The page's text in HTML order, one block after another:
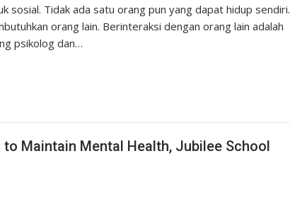
sosial. Tidak ada satu orang pun yang dapat hidup sendiri.
orang lain. Berinteraksi dengan orang lain adalah
psikolog dan…
Maintain Mental Health, Jubilee School